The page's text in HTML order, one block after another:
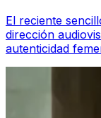
El reciente
dirección
autenticidad